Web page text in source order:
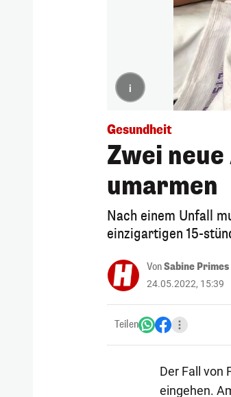
i
Gesundheit
Zwei
umarmen
Nach einem Unfall
einzigartigen 15-
VonSabine Primes
24.05.2022, 15:39
Teilen
Der Fall von
eingehen.